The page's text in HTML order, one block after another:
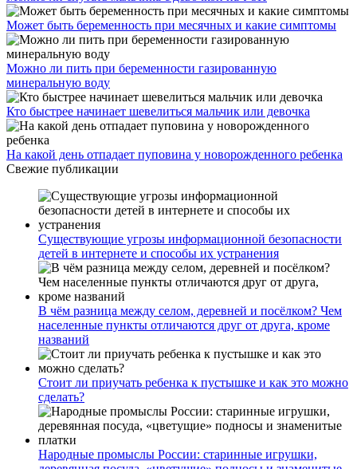
Может быть беременность при месячных и какие симптомы
Можно ли пить при беременности газированную
минеральную воду
Кто быстрее начинает шевелиться мальчик или девочка
На какой день отпадает пуповина у новорожденного ребенка
Свежие публикации
Существующие угрозы информационной безопасности
детей в интернете и способы их устранения
В чём разница между селом, деревней и посёлком? Чем
населенные пункты отличаются друг от друга, кроме
названий
Стоит ли приучать ребенка к пустышке и как это можно
сделать?
Народные промыслы России: старинные игрушки,